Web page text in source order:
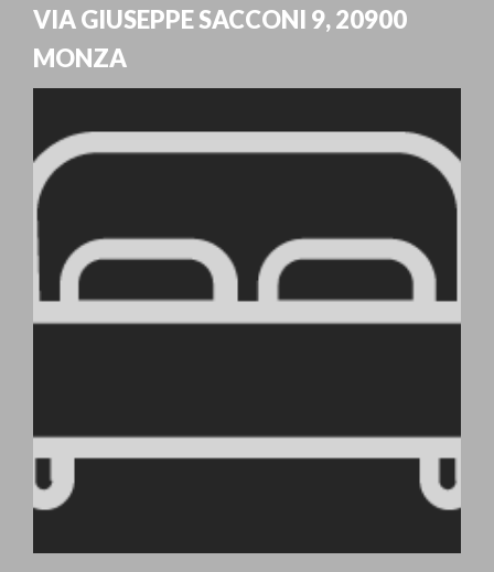
VIA GIUSEPPE SACCONI 9,20900
MONZA